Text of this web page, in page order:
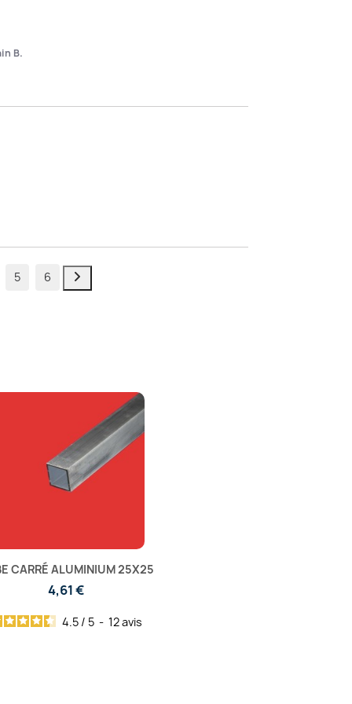
B.
5 6
CARRÉ ALUMINIUM 25X25
4,61 €
4.5 / 5 - 12avis